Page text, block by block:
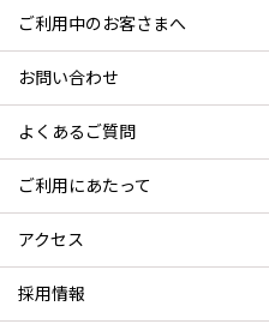
ご利用中のお客さまへ
お問い合わせ
よくあるご質問
ご利用にあたって
アクセス
採用情報